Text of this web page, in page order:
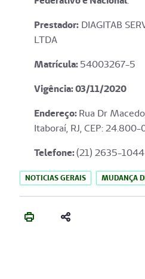
Prestador: DIAGITAB
LTDA
Matrícula:54003267-5
Vigência: 03/11/2020
Endereço:Rua Dr
Itaboraí, RJ, CEP:
Telefone:(21) 2635-1044
NOTICIAS GERAIS MUDANÇA